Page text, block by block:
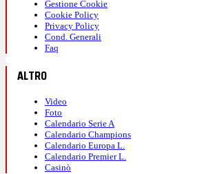
Gestione Cookie
Cookie Policy
Privacy Policy
Cond. Generali
Faq
ALTRO
Video
Foto
Calendario Serie A
Calendario Champions
Calendario Europa L.
Calendario Premier L.
Casinò